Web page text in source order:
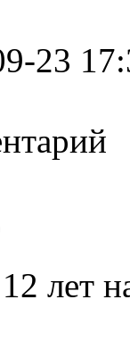
23
12 лет